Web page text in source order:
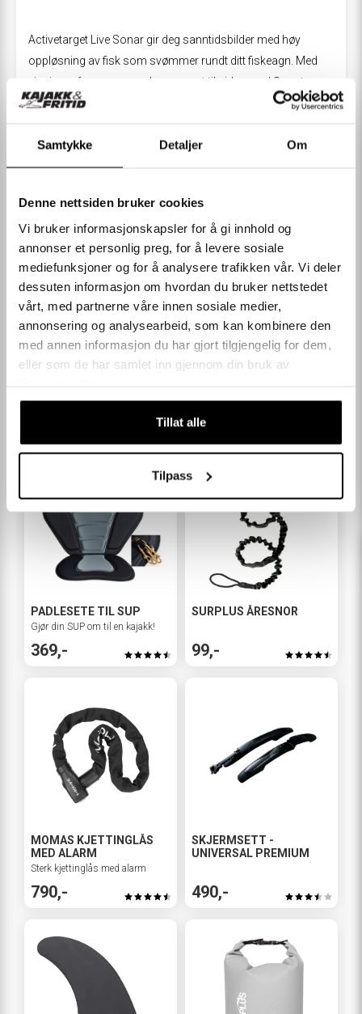
Samtykke Detaljer Om
Denne nettsiden bruker cookies
Vi bruker informasjonskapsler for å gi innhold og
annonser et personlig preg, for å levere sosiale
mediefunksjoner og for å analysere trafikken vår. Vi deler
dessuten informasjon om hvordan du bruker nettstedet
vårt, med partnerne våre innen sosiale medier,
annonsering og analysearbeid, som kan kombinere den
med annen informasjon du har gjort tilgjengelig for dem,
eller som de har samlet inn gjennom din bruk av
Tillat alle
Tilpass
Activetarget Live Sonar gir deg sanntidsbilder med høy
oppløsning av fisk som svømmer rundt ditt fiskeagn. Med
visninger forover og nedover, samt til siden med Scout-
visning, kan Activetarget Live Sonar enkelt skanne
Activetarget er kompatibel med Lowrance HDS Live og Elite
Det kan være mindre avvik mellom de viste bildene og det faktiske
produktet. Vi forbeholder oss retten til å endre til tilsvarende
spesifikasjoner og å gjøre mindre design endringer uten forvarsel. Farger
kan avvike fra det viste bildet. * Priser merket "Pris for nye medlemmer"
gjelder kunder som ikke har handlet hos oss tidligere og kan kun
benyttes på første kjøp. Ordre som bryter med vilkårene vil ved en
kontroll bli kansellert
LES MER
SPESIFIKASJONER
KUNDEOMTALER
Andre kjøpte også
PADLESETE TIL SUP
Gjør din SUP om til en kajakk!
369,-
SURPLUS ÅRESNOR
99,-
MOMAS KJETTINGLÅS
MED ALARM
Sterk kjettinglås med alarm
790,-
SKJERMSETT -
UNIVERSAL PREMIUM
490,-